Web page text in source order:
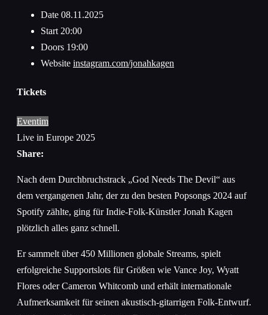
Date 08.11.2025
Start 20:00
Doors 19:00
Website instagram.com/jonahkagen
Tickets
Eventim
Live in Europe 2025
Share:
Nach dem Durchbruchstrack „God Needs The Devil“ aus
dem vergangenen Jahr, der zu den besten Popsongs 2024 auf
Spotify zählte, ging für Indie-Folk-Künstler Jonah Kagen
plötzlich alles ganz schnell.
Er sammelt über 450 Millionen globale Streams, spielt
erfolgreiche Supportslots für Größen wie Vance Joy, Wyatt
Flores oder Cameron Whitcomb und erhält internationale
Aufmerksamkeit für seinen akustisch-gitarrigen Folk-Entwurf.